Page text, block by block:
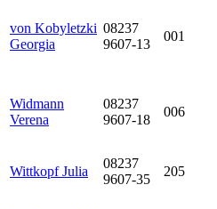
von Kobyletzki
Georgia
08237
9607-13
001
Widmann
Verena
08237
9607-18
006
Wittkopf Julia
08237
9607-35
205